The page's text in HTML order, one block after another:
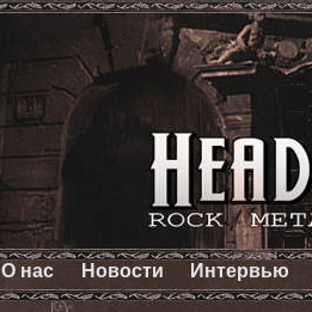
О нас Новости Интервью